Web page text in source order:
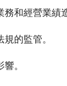
和經營業績
的監管。
。